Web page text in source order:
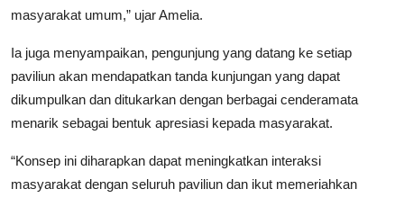
masyarakat umum,” ujar Amelia.
Ia juga menyampaikan, pengunjung yang datang ke setiap
paviliun akan mendapatkan tanda kunjungan yang dapat
dikumpulkan dan ditukarkan dengan berbagai cenderamata
menarik sebagai bentuk apresiasi kepada masyarakat.
“Konsep ini diharapkan dapat meningkatkan interaksi
masyarakat dengan seluruh paviliun dan ikut memeriahkan